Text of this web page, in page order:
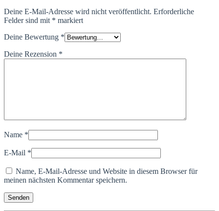
Deine E-Mail-Adresse wird nicht veröffentlicht. Erforderliche
Felder sind mit * markiert
Deine Bewertung *
Deine Rezension *
Name *
E-Mail *
Name, E-Mail-Adresse und Website in diesem Browser für
meinen nächsten Kommentar speichern.